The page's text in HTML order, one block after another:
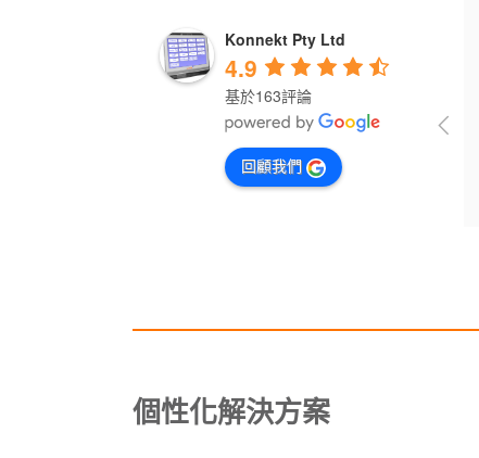
Konnekt Pty Ltd
4.9
基於163評論
回顧我們
個性化解決方案